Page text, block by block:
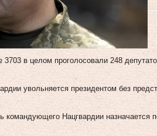
3703 в целом проголосовали 248
увольняется президентом без
командующего Нацгвардии назначается